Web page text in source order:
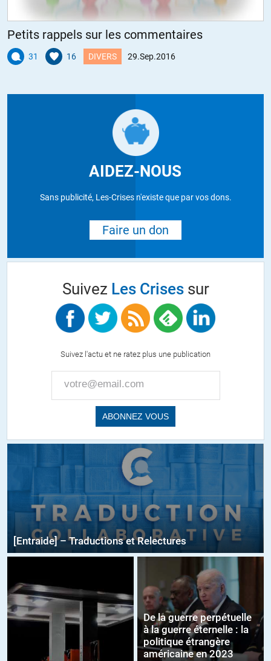
Petits rappels sur les commentaires
31 16 DIVERS 29.Sep.2016
AIDEZ-NOUS
Sans publicité, Les-Crises n'existe que par vos dons.
Faire un don
Suivez Les Crisessur
Suivez l'actu et ne ratez plus une publication
[Entraide] – Traductions et Relectures
De la guerre perpétuelle
à la guerre éternelle : la
politique étrangère
américaine en 2023